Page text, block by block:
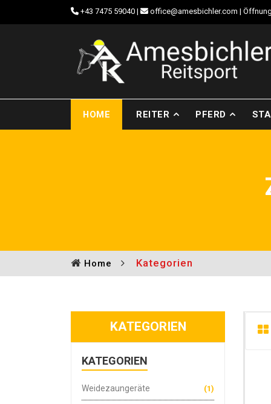
+43 7475 59040 | office@amesbichler.com |
HOME REITER PFERD
Home Kategorien
KATEGORIEN
KATEGORIEN
(1)
Weidezaungeräte